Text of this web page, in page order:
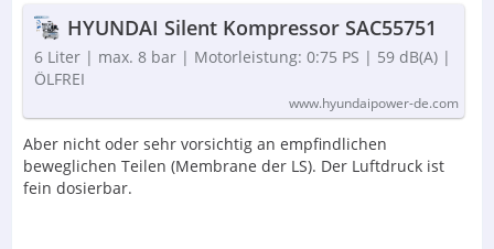
Der Inhalt kann nicht angezeigt werden, da Sie
keine Berechtigung haben, diesen Inhalt zu sehen.
Bei mir scheinen diese Coax-Kabel verbaut zu sein.
Tausch gegen Silber/Gold sollte sich lohnen. Hier sind
HYUNDAI Silent Kompressor SAC55751
6 Liter | max. 8 bar | Motorleistung: 0:75 PS | 59 dB(A) |
ÖLFREI
www.hyundaipower-de.com
Aber nicht oder sehr vorsichtig an empfindlichen
beweglichen Teilen (Membrane der LS). Der Luftdruck ist
fein dosierbar.